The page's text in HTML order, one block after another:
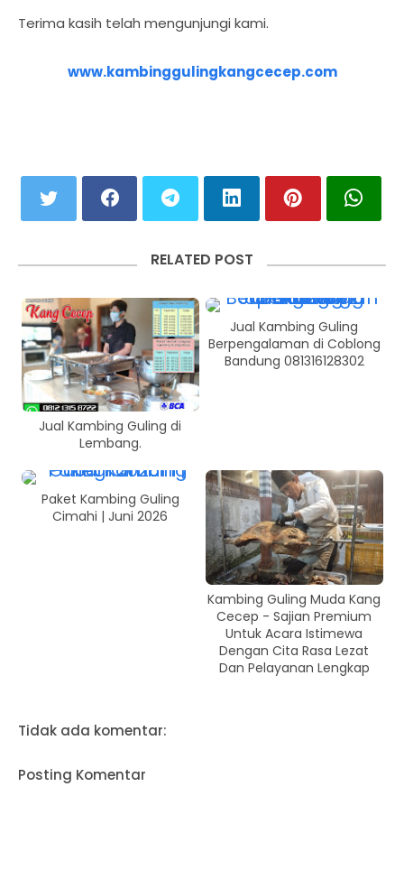
Terima kasih telah mengunjungi kami.
www.kambinggulingkangcecep.com
RELATED POST
Jual Kambing Guling di
Lembang.
Jual Kambing Guling
Berpengalaman di Coblong
Bandung 081316128302
Paket Kambing Guling
Cimahi | Juni 2026
Kambing Guling Muda Kang
Cecep - Sajian Premium
Untuk Acara Istimewa
Dengan Cita Rasa Lezat
Dan Pelayanan Lengkap
Tidak ada komentar:
Posting Komentar